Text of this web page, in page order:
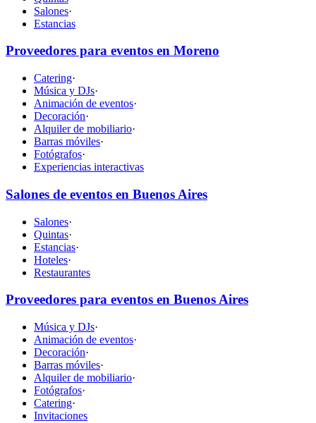
Salones·
Estancias
Proveedores para eventos en Moreno
Catering·
Música y DJs·
Animación de eventos·
Decoración·
Alquiler de mobiliario·
Barras móviles·
Fotógrafos·
Experiencias interactivas
Salones de eventos en Buenos Aires
Salones·
Quintas·
Estancias·
Hoteles·
Restaurantes
Proveedores para eventos en Buenos Aires
Música y DJs·
Animación de eventos·
Decoración·
Barras móviles·
Alquiler de mobiliario·
Fotógrafos·
Catering·
Invitaciones